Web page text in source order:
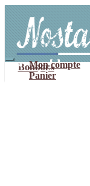
navigation
contenu
Mon compte
Panier
Bonbons